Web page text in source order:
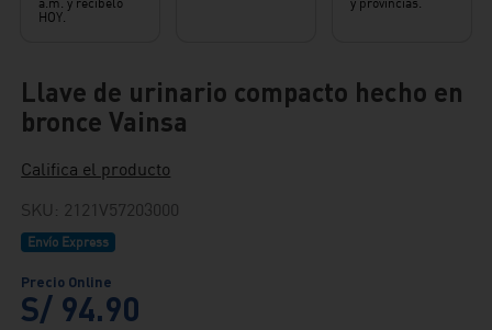
HOY.
Llave de urinario compacto hecho en
bronce Vainsa
Califica el producto
SKU : 2121V57203000
Envío Express
S/ 94.90